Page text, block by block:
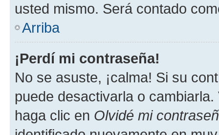
usted mismo. Será contado
Arriba
¡Perdí mi contraseña!
No se asuste, ¡calma! Si su
puede desactivarla o
haga clic en Olvidé mi